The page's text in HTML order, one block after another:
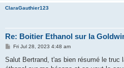
ClaraGauthier123
Re: Boitier Ethanol sur la
P
s
Fri Jul 28, 2023 4:48 am
Salut Bertrand, t'as bien résumé le truc